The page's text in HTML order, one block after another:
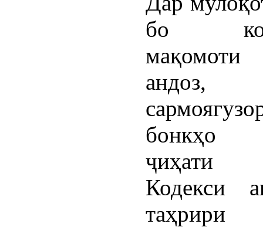
бо
андоз,
бонкҳо
ҷиҳати
Кодекси